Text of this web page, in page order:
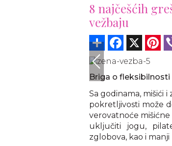
8 najčešćih
vežbaju
Share Facebook
Briga o
Sa godinama, mišići
pokretljivosti može
verovatnoće
uključiti jogu,
zglobova, kao i